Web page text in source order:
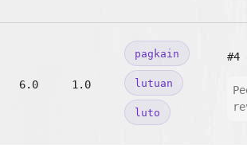
6.0 1.0
pagkain
lutuan
luto
#4